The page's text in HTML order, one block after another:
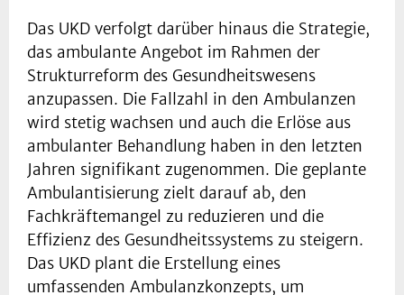
Das UKD verfolgt darüber hinaus die Strategie,
das ambulante Angebot im Rahmen der
Strukturreform des Gesundheitswesens
anzupassen. Die Fallzahl in den Ambulanzen
wird stetig wachsen und auch die Erlöse aus
ambulanter Behandlung haben in den letzten
Jahren signifikant zugenommen. Die geplante
Ambulantisierung zielt darauf ab, den
Fachkräftemangel zu reduzieren und die
Effizienz des Gesundheitssystems zu steigern.
Das UKD plant die Erstellung eines
umfassenden Ambulanzkonzepts, um